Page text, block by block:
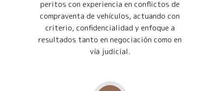
peritos con experiencia en conflictos de
compraventa de vehículos, actuando con
criterio, confidencialidad y enfoque a
resultados tanto en negociación como en
vía judicial.